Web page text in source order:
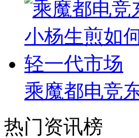
乘魔都电竞
热门资讯榜